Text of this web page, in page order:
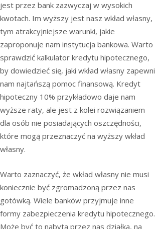
jest przez bank zazwyczaj w wysokich
kwotach. Im wyższy jest nasz wkład własny,
tym atrakcyjniejsze warunki, jakie
zaproponuje nam instytucja bankowa. Warto
sprawdzić kalkulator kredytu hipotecznego,
by dowiedzieć się, jaki wkład własny zapewni
nam najtańszą pomoc finansową. Kredyt
hipoteczny 10% przykładowo daje nam
wyższe raty, ale jest z kolei rozwiązaniem
dla osób nie posiadających oszczędności,
które mogą przeznaczyć na wyższy wkład
własny.
Warto zaznaczyć, że wkład własny nie musi
koniecznie być zgromadzoną przez nas
gotówką. Wiele banków przyjmuje inne
formy zabezpieczenia kredytu hipotecznego.
Może być to nabyta przez nas działka, na